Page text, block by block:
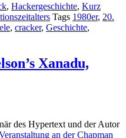
, Hackergeschichte, Kurz
Tags 1980er, 20.
, cracker, Geschichte,
Xanadu,
des Hypertext und der Autor
an der Chapman